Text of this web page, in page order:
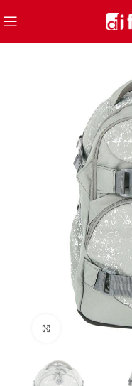
Click to enlarge